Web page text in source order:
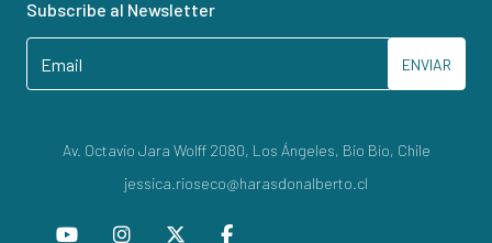
Subscribe al Newsletter
ENVIAR
Av. Octavio Jara Wolff 2080, Los Ángeles, Bío Bío, Chile
jessica.rioseco@harasdonalberto.cl